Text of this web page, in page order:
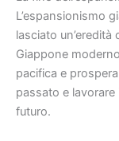
L’espansionismo
lasciato
Giappone
pacifica e
passato e
futuro.